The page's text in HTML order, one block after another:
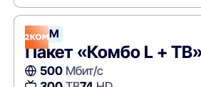
2КОМ
Пакет «Комбо L +
500Мбит/с